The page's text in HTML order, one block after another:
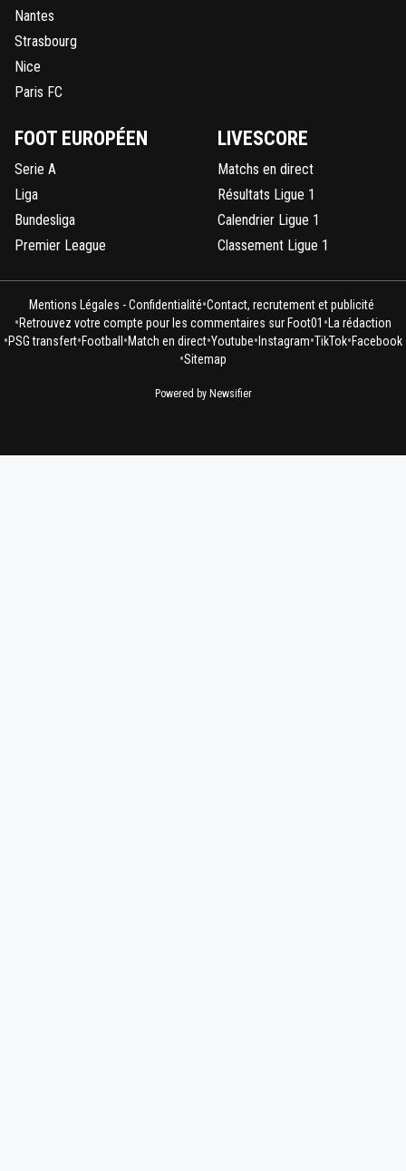
Nantes
Strasbourg
Nice
Paris FC
FOOT EUROPÉEN
Serie A
Liga
Bundesliga
Premier League
LIVESCORE
Matchs en direct
Résultats Ligue 1
Calendrier Ligue 1
Classement Ligue 1
Mentions Légales - Confidentialité•Contact, recrutement et publicité
•Retrouvez votre compte pour les commentaires sur Foot01 • La rédaction
•PSG transfert•Football •Match en direct•Youtube• Instagram•TikTok•Facebook
•Sitemap
Powered by Newsifier